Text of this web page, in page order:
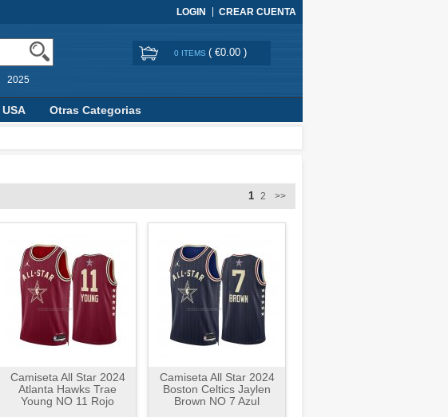
LOGIN CREAR CUENTA
2025
0 ITEMS ( €0.00 )
USA
Otras Categorias
1 2 >>
Camiseta All Star 2024
Atlanta Hawks Trae
Young NO 11 Rojo
Camiseta All Star 2024
Boston Celtics Jaylen
Brown NO 7 Azul